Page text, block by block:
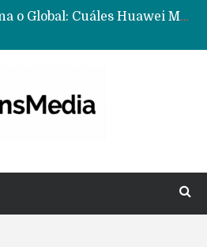
Data Centers de Huawei en Chile, México, Brasil,Perú y Argentina podrían verse afectados por arremetida de EE.UU